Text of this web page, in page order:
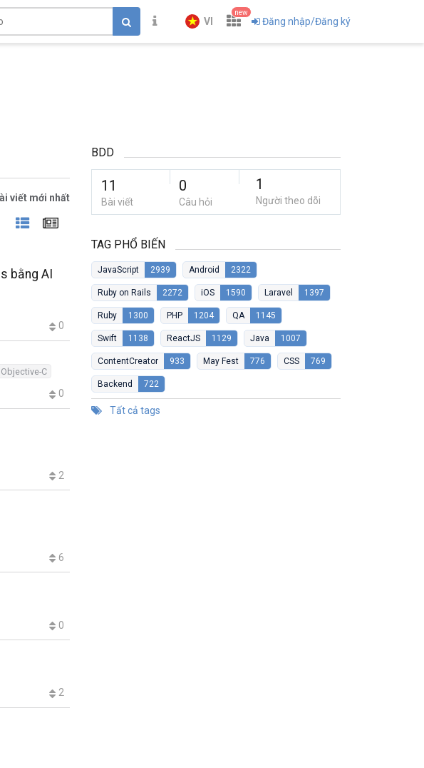
VI
new
Đăng nhập/Đăng ký
viết mới nhất
bằng AI
0
Objective-C
0
2
6
0
2
BDD
11
Bài viết
0
Câu hỏi
1
Người theo dõi
TAG PHỔ BIẾN
JavaScript 2939 Android 2322
Ruby on Rails 2272 iOS 1590 Laravel 1397
Ruby 1300 PHP 1204 QA 1145
Swift 1138 ReactJS 1129 Java 1007
ContentCreator 933 May Fest 776 CSS 769
Backend 722
Tất cả tags